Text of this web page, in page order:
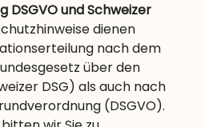
DSGVO und Schweizer
dienen
nach dem
über den
DSG) als auch nach
(DSGVO).